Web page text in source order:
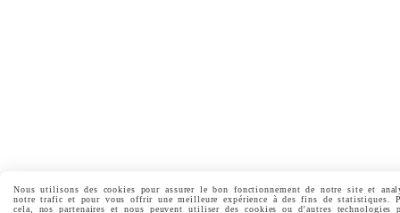
Nous utilisons des cookies pour assurer le bon fonctionnement de notre site et
notre trafic et pour vous offrir une meilleure expérience à des fins de statistiques.
cela, nos partenaires et nous peuvent utiliser des cookies ou d'autres technologies